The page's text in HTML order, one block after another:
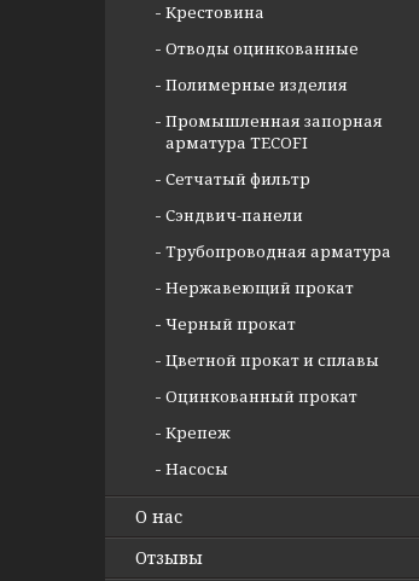
Крестовина
Отводы оцинкованные
Полимерные изделия
Промышленная запорная
арматура TECOFI
Сетчатый фильтр
Сэндвич-панели
Трубопроводная арматура
Нержавеющий прокат
Черный прокат
Цветной прокат и сплавы
Оцинкованный прокат
Крепеж
Насосы
О нас
Отзывы